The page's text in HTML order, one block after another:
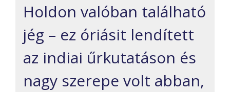
Holdon valóban található
jég – ez óriásit lendített
az indiai űrkutatáson és
nagy szerepe volt abban,